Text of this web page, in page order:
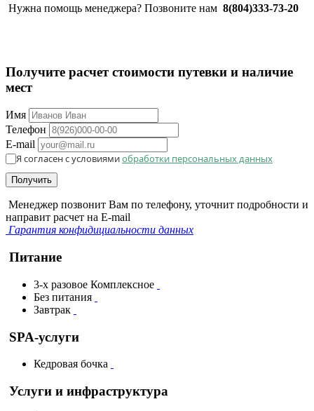
Нужна помощь менеджера? Позвоните нам 8(804)333-73-20
Получите расчет стоимости путевки и наличие
мест
Имя
Телефон
E-mail
Я согласен с условиямиобработки персональных данных
Получить
Менеджер позвонит Вам по телефону, уточнит подробности и
направит расчет на E-mail
Гарантия конфидициальности данных
Питание
3-х разовое Комплексное
Без питания
Завтрак
SPA-услуги
Кедровая бочка
Услуги и инфраструктура